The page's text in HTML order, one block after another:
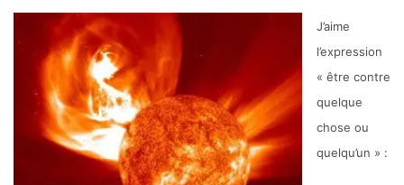
J’aime
l’expression
« être contre
quelque
chose ou
quelqu’un » :